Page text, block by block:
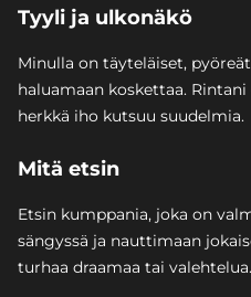
Tyyli ja ulkonäkö
Minulla on täyteläiset,
haluamaan koskettaa.
herkkä iho kutsuu suudelmia.
Mitä etsin
Etsin kumppania, joka on
sängyssä ja nauttimaan
turhaa draamaa tai valehtelua.